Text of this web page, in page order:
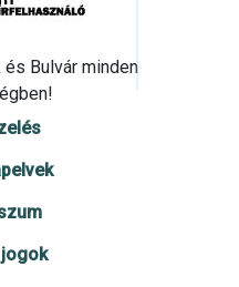
Bulvár minden